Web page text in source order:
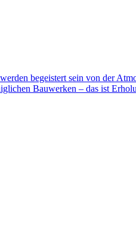
begeistert sein von der
Bauwerken – das ist